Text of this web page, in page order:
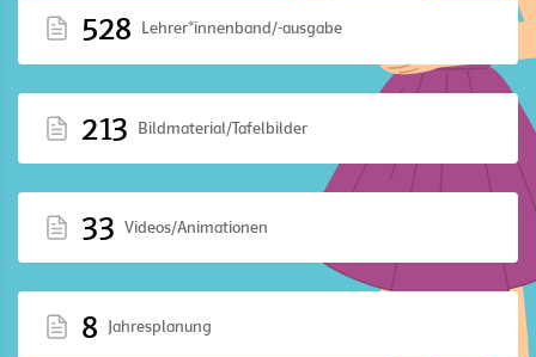
528 Lehrer*innenband/-ausgabe
213 Bildmaterial/Tafelbilder
33 Videos/Animationen
8 Jahresplanung